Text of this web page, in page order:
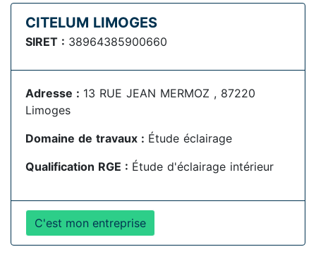
CITELUM LIMOGES
SIRET : 38964385900660
Adresse : 13 RUE JEAN MERMOZ , 87220
Limoges
Domaine de travaux : Étude éclairage
Qualification RGE : Étude d'éclairage intérieur
C'est mon entreprise